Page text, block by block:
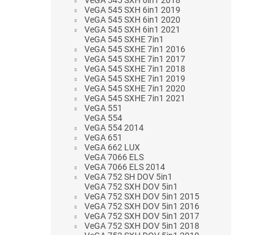
VeGA 545 SXH 6in1 2019
VeGA 545 SXH 6in1 2020
VeGA 545 SXH 6in1 2021
VeGA 545 SXHE 7in1
VeGA 545 SXHE 7in1 2016
VeGA 545 SXHE 7in1 2017
VeGA 545 SXHE 7in1 2018
VeGA 545 SXHE 7in1 2019
VeGA 545 SXHE 7in1 2020
VeGA 545 SXHE 7in1 2021
VeGA 551
VeGA 554
VeGA 554 2014
VeGA 651
VeGA 662 LUX
VeGA 7066 ELS
VeGA 7066 ELS 2014
VeGA 752 SH DOV 5in1
VeGA 752 SXH DOV 5in1
VeGA 752 SXH DOV 5in1 2015
VeGA 752 SXH DOV 5in1 2016
VeGA 752 SXH DOV 5in1 2017
VeGA 752 SXH DOV 5in1 2018